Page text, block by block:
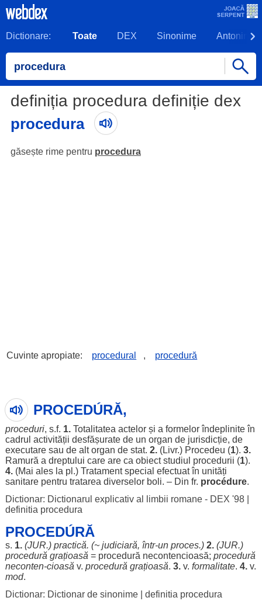
Dictionare: Toate DEX Sinonime Antonime
definiția procedura definiție dex
procedura
găsește rime pentru procedura
Cuvinte apropiate: procedural , procedură
PROCEDÚRĂ,
proceduri, s.f. 1. Totalitatea actelorși a formelor îndepliniteîn
cadrul activității desfășuratede un organ de jurisdicție, de
executaresau de alt organ de stat. 2.(Livr.) Procedeu (1). 3.
Ramură a dreptului care are ca obiect studiul procedurii (1).
4.(Mai alesla pl.) Tratament special efectuatîn unități
sanitare pentru tratarea diverselor boli. – Din fr. procédure.
Dictionar: Dictionarul explicativ al limbii romane - DEX '98|
definitia procedura
PROCEDÚRĂ
s. 1. (JUR.) practică. (~ judiciară, într-un proces.) 2. (JUR.)
procedură grațioasă = procedură necontencioasă; procedură
neconten-cioasă v. procedură grațioasă. 3.v. formalitate. 4.v.
mod.
Dictionar: Dictionar de sinonime| definitia procedura